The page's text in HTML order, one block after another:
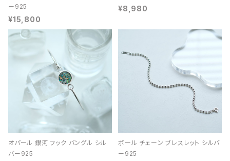
ー925
¥15,800
¥8,980
オパール 銀河 フック バングル シル
バー925
ボール チェーン ブレスレット シルバ
ー925